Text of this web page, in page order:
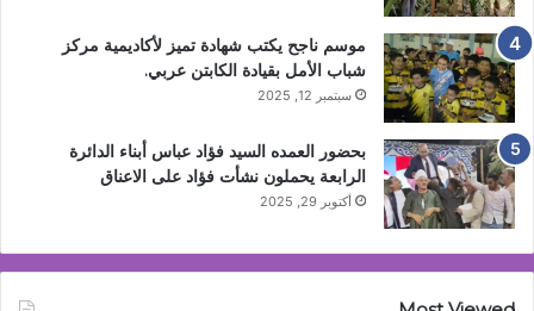
موسم ناجح يكتب شهادة تميز لأكاديمية مركز
شباب الأمل بقيادة الكابتن عربي.
سبتمبر 12, 2025
بحضور العمده السيد فؤاد عباس أبناء الدائرة
الرابعة يحملون نشأت فؤاد على الاعناق
أكتوبر 29, 2025